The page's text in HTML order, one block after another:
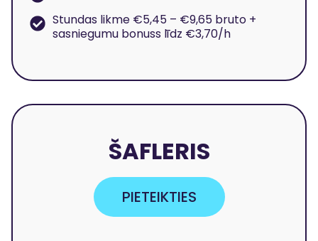
Stundas likme €5,45 – €9,65 bruto +
sasniegumu bonuss līdz €3,70/h
ŠAFLERIS
PIETEIKTIES